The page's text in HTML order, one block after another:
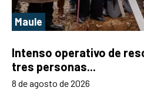
Maule
Intenso operativo de
tres personas...
8 de agosto de 2026